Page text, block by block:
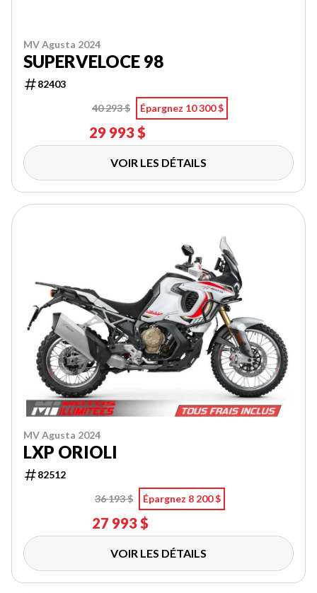
MV Agusta 2024
SUPERVELOCE 98
82403
40 293 $
Épargnez 10 300 $
29 993 $
VOIR LES DÉTAILS
MV Agusta 2024
LXP ORIOLI
82512
36 193 $
Épargnez 8 200 $
27 993 $
VOIR LES DÉTAILS